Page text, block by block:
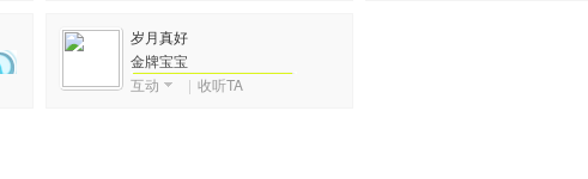
岁月真好
金牌宝宝
互动 | 收听TA